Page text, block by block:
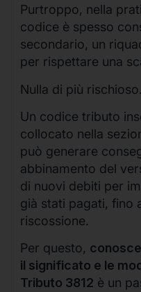
Purtroppo, nella
codice è spesso
secondario, un
per rispettare una
Nulla di più rischioso.
Un codice tributo
collocato nella
può generare
abbinamento del
di nuovi debiti per
già stati pagati, fino
riscossione.
Per questo,
il significato e le
Tributo 3812 è un